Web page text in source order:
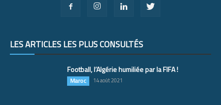
LES ARTICLES LES PLUS CONSULTÉS
Football, l’Algérie humiliée par la FIFA !
Maroc 14 août 2021